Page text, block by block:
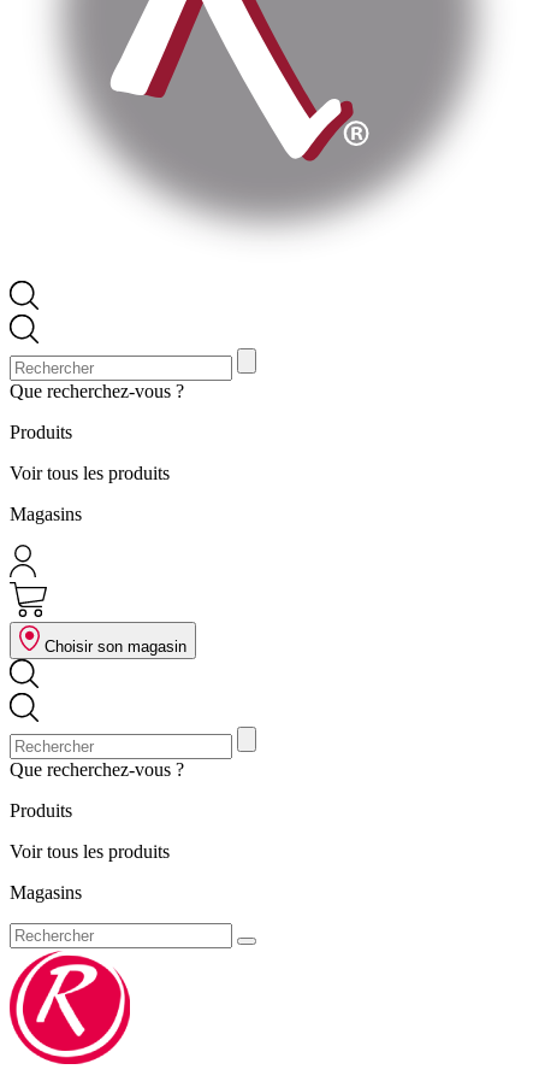
Que recherchez-vous ?
Produits
Voir tous les produits
Magasins
Choisir son magasin
Que recherchez-vous ?
Produits
Voir tous les produits
Magasins